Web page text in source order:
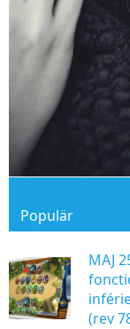
Populär
MAJ
(rev